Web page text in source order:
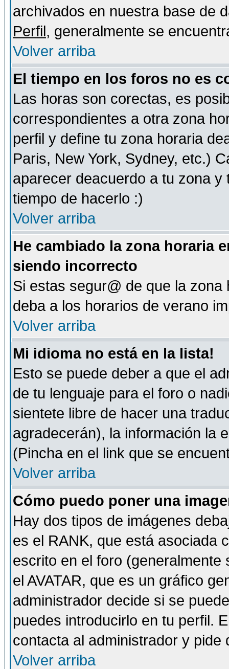
archivados en nuestra base de
Perfil, generalmente se
Volver arriba
El tiempo en los foros no es
Las horas son corectas, es
correspondientes a otra zona
perfil y define tu zona horaria
Paris, New York, Sydney, etc.)
aparecer deacuerdo a tu zona
tiempo de hacerlo :)
Volver arriba
He cambiado la zona horaria
siendo incorrecto
Si estas segur@ de que la
deba a los horarios de verano
Volver arriba
Mi idioma no está en la lista!
Esto se puede deber a que el
de tu lenguaje para el foro o
sientete libre de hacer una
agradecerán), la información la
(Pincha en el link que se
Volver arriba
Cómo puedo poner una
Hay dos tipos de imágenes
es el RANK, que está asociada
escrito en el foro
el AVATAR, que es un gráfico
administrador decide si se
puedes introducirlo en tu perfil.
contacta al administrador y
Volver arriba